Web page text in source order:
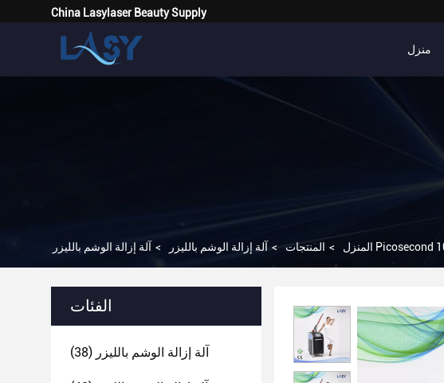
China Lasylaser Beauty Supply
منزل
المنزل > المنتجات > آلة إزالة الوشم بالليزر >
الفئات
آلة إزالة الوشم بالليزر (38)